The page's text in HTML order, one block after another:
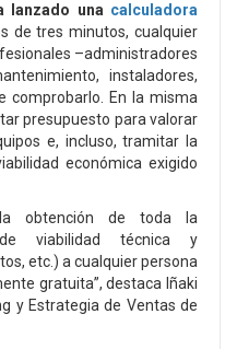
lanzado una calculadora
de tres minutos, cualquier
–administradores
instaladores,
comprobarlo. En la misma
presupuesto para valorar
e, incluso, tramitar la
económica exigido
obtención de toda la
de viabilidad técnica y
etc.) a cualquier persona
gratuita”, destaca Iñaki
y Estrategia de Ventas de